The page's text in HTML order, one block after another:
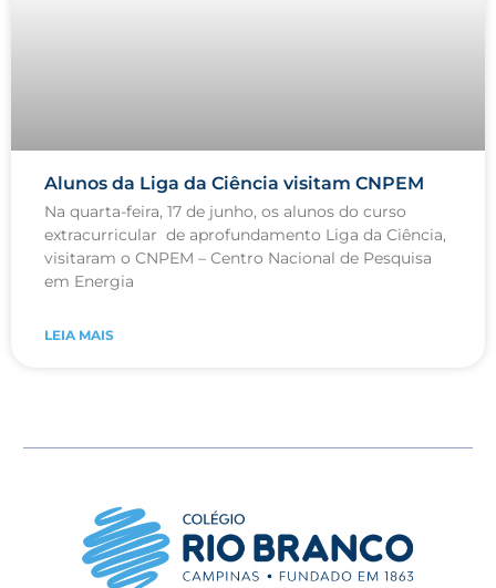
Alunos da Liga da Ciência visitam CNPEM
Na quarta-feira, 17 de junho, os alunos do curso
extracurricular de aprofundamento Liga da Ciência,
visitaram o CNPEM – Centro Nacional de Pesquisa
em Energia
LEIA MAIS